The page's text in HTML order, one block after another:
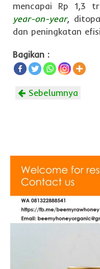
mencapai Rp 1,3
year-on-year,
dan peningkatan
Bagikan :
Sebelumnya